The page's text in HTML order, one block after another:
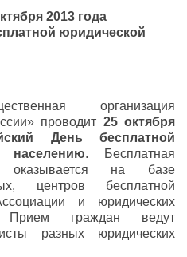
2013 года
юридической
организация
проводит 25 октября
День бесплатной
населению. Бесплатная
оказывается на базе
центров бесплатной
и юридических
граждан ведут
разных юридических